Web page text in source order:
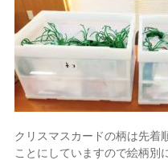
クリスマスカードの柄は先着
ことにしていますので絵柄別